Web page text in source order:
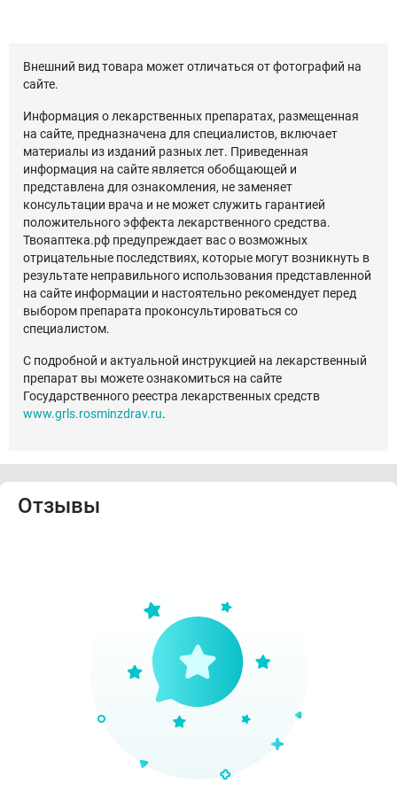
Внешний вид товара может отличаться от фотографий на
сайте.
Информация о лекарственных препаратах, размещенная
на сайте, предназначена для специалистов, включает
материалы из изданий разных лет. Приведенная
информация на сайте является обобщающей и
представлена для ознакомления, не заменяет
консультации врача и не может служить гарантией
положительного эффекта лекарственного средства.
Твояаптека.рф предупреждает вас о возможных
отрицательные последствиях, которые могут возникнуть в
результате неправильного использования представленной
на сайте информации и настоятельно рекомендует перед
выбором препарата проконсультироваться со
специалистом.
С подробной и актуальной инструкцией на лекарственный
препарат вы можете ознакомиться на сайте
Государственного реестра лекарственных средств
www.grls.rosminzdrav.ru.
Отзывы